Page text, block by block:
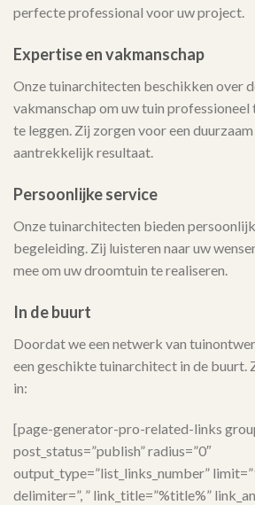
perfecte professional voor uw project.
Expertise en vakmanschap
Onze tuinarchitecten beschikken over
vakmanschap om uw tuin professioneel
te leggen. Zij zorgen voor een
aantrekkelijk resultaat.
Persoonlijke service
Onze tuinarchitecten bieden
begeleiding. Zij luisteren naar uw
mee om uw droomtuin te realiseren.
In de buurt
Doordat we een netwerk van
een geschikte tuinarchitect in de buurt.
in:
[page-generator-pro-related-links
post_status=”publish” radius=”0″
output_type=”list_links_number”
delimiter=”, ” link_title=”%title%”